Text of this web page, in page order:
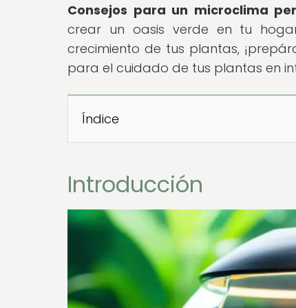
Consejos para un microclima
crear un oasis verde en tu
crecimiento de tus plantas,
para el cuidado de tus plantas en
Índice
Introducción